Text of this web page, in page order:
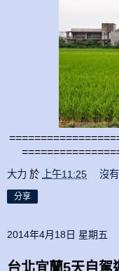
大力 於 上午11:25 沒
分享
2014年4月18日 星期五
台北宜蘭5天自駕